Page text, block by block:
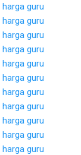
harga guru
harga guru
harga guru
harga guru
harga guru
harga guru
harga guru
harga guru
harga guru
harga guru
harga guru